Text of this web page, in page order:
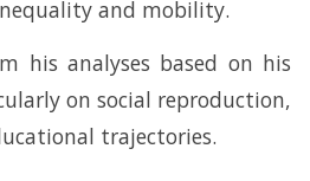
and mobility.
his analyses based on his
on social reproduction,
trajectories.